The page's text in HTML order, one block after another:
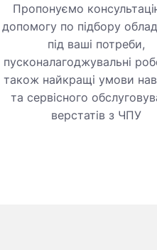
Пропонуємо
допомогу по підбору
під ваші потреби,
пусконалагоджувальні
також найкращі умови
та сервісного
верстатів з ЧПУ